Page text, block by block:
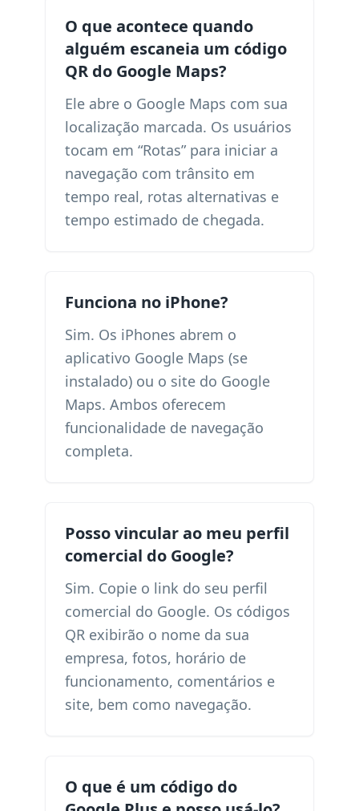
O que acontece quando
alguém escaneia um código
QR do Google Maps?
Ele abre o Google Maps com sua
localização marcada. Os usuários
tocam em “Rotas” para iniciar a
navegação com trânsito em
tempo real, rotas alternativas e
tempo estimado de chegada.
Funciona no iPhone?
Sim. Os iPhones abrem o
aplicativo Google Maps (se
instalado) ou o site do Google
Maps. Ambos oferecem
funcionalidade de navegação
completa.
Posso vincular ao meu perfil
comercial do Google?
Sim. Copie o link do seu perfil
comercial do Google. Os códigos
QR exibirão o nome da sua
empresa, fotos, horário de
funcionamento, comentários e
site, bem como navegação.
O que é um código do